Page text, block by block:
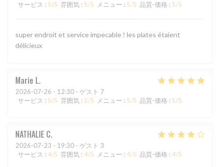
サービス : 5/5 雰囲気 : 5/5 メニュー : 5/5 品質-価格 : 5/5
super endroit et service impecable ! les plates étaient
délicieux
Marie L
2026-07-26 - 12:30 - ゲスト 7
サービス : 5/5 雰囲気 : 5/5 メニュー : 5/5 品質-価格 : 5/5
NATHALIE C
2026-07-23 - 19:30 - ゲスト 3
サービス : 4/5 雰囲気 : 4/5 メニュー : 4/5 品質-価格 : 4/5